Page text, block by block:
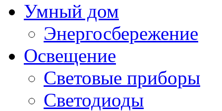
Умный дом
Энергосбережение
Освещение
Световые приборы
Светодиоды